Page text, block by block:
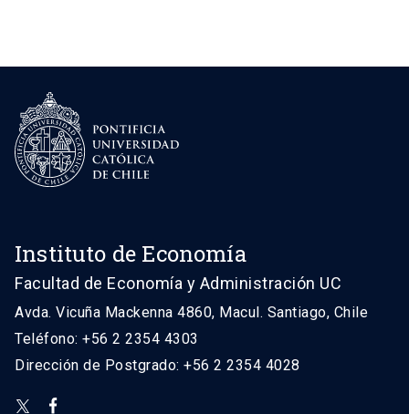
Instituto de Economía
Facultad de Economía y Administración UC
Avda. Vicuña Mackenna 4860, Macul. Santiago, Chile
Teléfono: +56 2 2354 4303
Dirección de Postgrado: +56 2 2354 4028